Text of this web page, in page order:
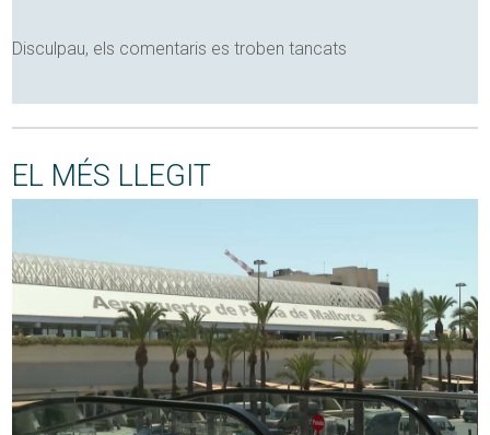
Disculpau, els comentaris es troben tancats
EL MÉS LLEGIT